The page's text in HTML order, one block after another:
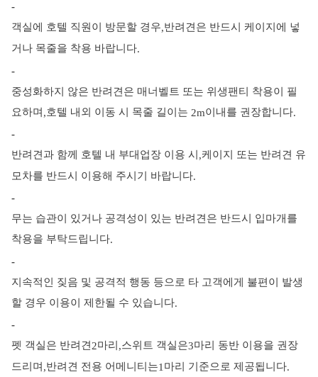
-
객실에 호텔 직원이 방문할 경우,반려견은 반드시 케이지에 넣
거나 목줄을 착용 바랍니다.
-
중성화하지 않은 반려견은 매너벨트 또는 위생팬티 착용이 필
요하며,호텔 내외 이동 시 목줄 길이는 2m이내를 권장합니다.
-
반려견과 함께 호텔 내 부대업장 이용 시 ,케이지 또는 반려견 유
모차를 반드시 이용해 주시기 바랍니다.
-
무는 습관이 있거나 공격성이 있는 반려견은 반드시 입마개를
착용을 부탁드립니다.
-
지속적인 짖음 및 공격적 행동 등으로 타 고객에게 불편이 발생
할 경우 이용이 제한될 수 있습니다.
-
펫 객실은 반려견 2마리 ,스위트 객실은3마리 동반 이용을 권장
드리며 ,반려견 전용 어메니티는1 마리 기준으로 제공됩니다.